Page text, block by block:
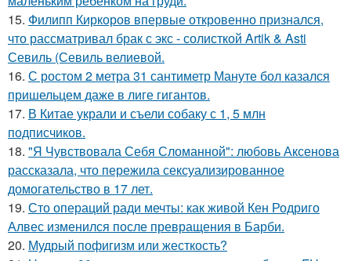
15. Филипп Киркоров впервые откровенно признался,
что рассматривал брак с экс - солисткой Artik & Asti
Севиль (Севиль велиевой.
16. С ростом 2 метра 31 сантиметр Мануте бол казался
пришельцем даже в лиге гигантов.
17. В Китае украли и съели собаку с 1, 5 млн
подписчиков.
18. "Я Чувствовала Себя Сломанной": любовь Аксенова
рассказала, что пережила сексуализированное
домогательство в 17 лет.
19. Сто операций ради мечты: как живой Кен Родриго
Алвес изменился после превращения в Барби.
20. Мудрый пофигизм или жесткость?